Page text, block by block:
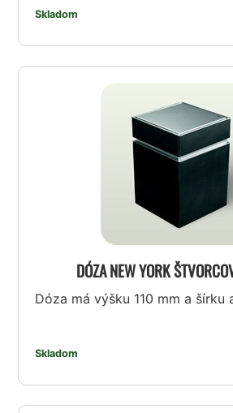
Skladom
DÓZA NEW YORK
Dóza má výšku 110 mm a šírku
Skladom